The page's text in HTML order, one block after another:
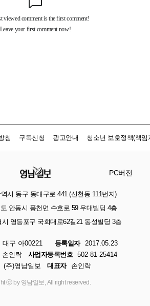
침 구독신청 광고안내 청소년 보호정책(책임
PC버전
시 동구 동대구로 441 (신천동 111번지)
안동시 풍천면 수호로 59 우대빌딩 4층
영등포구 국회대로62길21 동성빌딩 3층
대구 아00221 등록일자
2017.05.23
손인락 사업자등록번호 502-81-25414
(주)영남일보 대표자 손인락
ⓒ by 영남일보, All right reserved.